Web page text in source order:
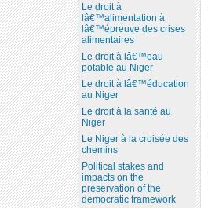
Le droit à
lâ€™alimentation à
lâ€™épreuve des crises
alimentaires
Le droit à lâ€™eau
potable au Niger
Le droit à lâ€™éducation
au Niger
Le droit à la santé au
Niger
Le Niger à la croisée des
chemins
Political stakes and
impacts on the
preservation of the
democratic framework